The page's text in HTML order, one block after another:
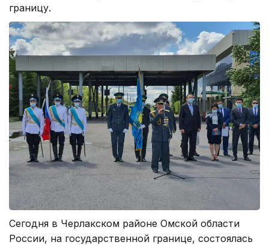
границу.
Сегодня в Черлакском районе Омской области
России, на государственной границе, состоялась